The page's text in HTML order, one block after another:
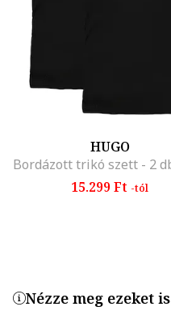
HUGO
15.299 Ft -tól
Nézze meg ezeket is